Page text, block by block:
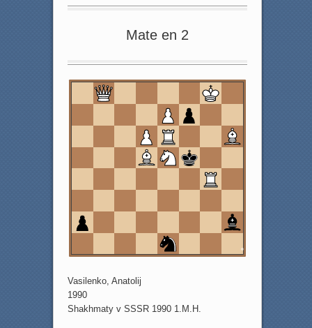
Mate en 2
e
Vasilenko, Anatolij
1990
Shakhmaty v SSSR 1990 1.M.H.